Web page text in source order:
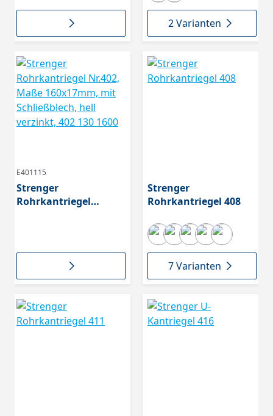
2 Varianten
E401115
Strenger
Rohrkantriegel
verzinkt, 402 130 1600
Strenger
Rohrkantriegel 408
7 Varianten